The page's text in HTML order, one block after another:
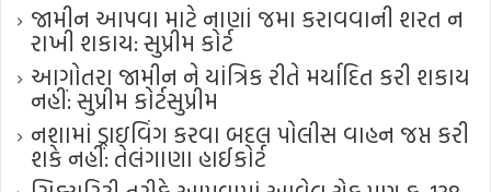
જામીન આપવા માટે નાણાં જમા કરાવવાની શરત ન
રાખી શકાય: સુપ્રીમ કોર્ટ
આગોતરા જામીન ને યાંત્રિક રીતે મર્યાદિત કરી શકાય
નહીં: સુપ્રીમ કોર્ટ​સુપ્રીમ
નશામાં ડ્રાઇવિંગ કરવા બદલ પોલીસ વાહન જપ્ત કરી
શકે નહીં: તેલંગાણા હાઈકોર્ટ